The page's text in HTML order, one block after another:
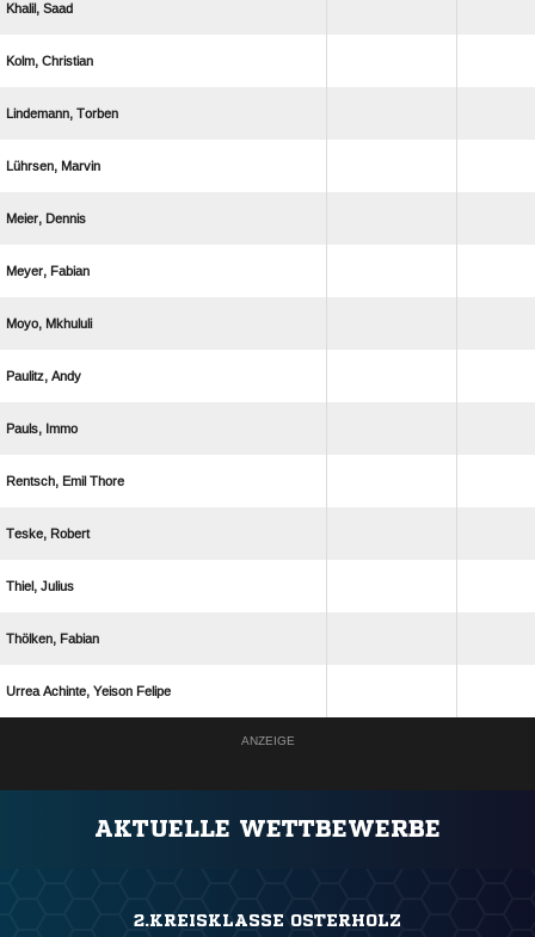
 
 
 
 
 
 
 
 
 
  
 
 
 
   
ANZEIGE
AKTUELLE WETTBEWERBE
2.KREISKLASSE OSTERHOLZ